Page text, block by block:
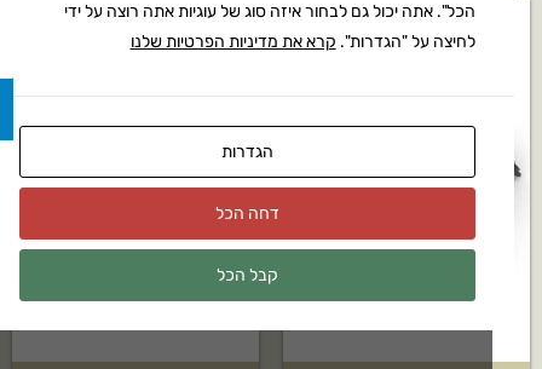
הכל". אתה יכול גם לבחור איזה סוג של עוגיות אתה רוצה על ידי
לחיצה על "הגדרות".קרא את מדיניות הפרטיות שלנו
הגדרות
דחה הכל
קבל הכל